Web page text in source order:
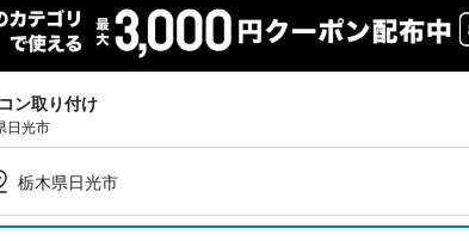
ン取り付け
日光市
栃木県日光市